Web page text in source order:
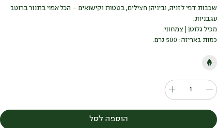
שכבות דפי לזניה, וביניהן חצילים, בטטות וקישואים – הכל אפוי בתנור ברוטב
עגבניות.
מכיל גלוטן | צמחוני.
כמות באריזה: 500 גרם.
כמות
לזניה
צמחונית
הוספה לסל